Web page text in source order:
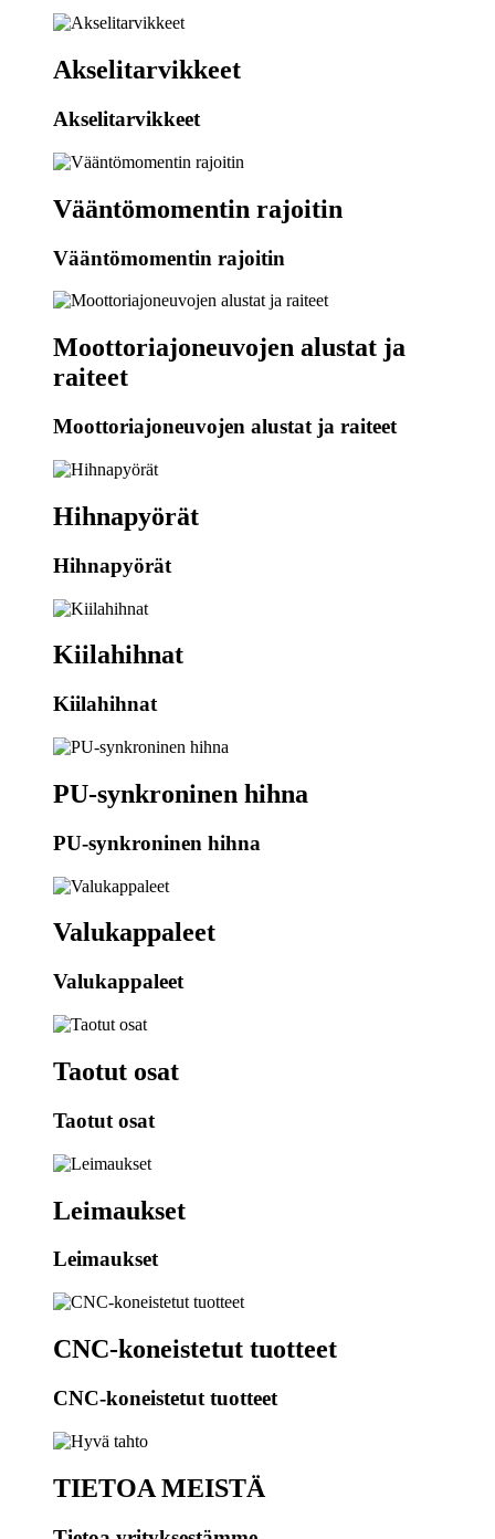
Akselitarvikkeet
Akselitarvikkeet
Vääntömomentin rajoitin
Vääntömomentin rajoitin
Moottoriajoneuvojen alustat ja
raiteet
Moottoriajoneuvojen alustat ja raiteet
Hihnapyörät
Hihnapyörät
Kiilahihnat
Kiilahihnat
PU-synkroninen hihna
PU-synkroninen hihna
Valukappaleet
Valukappaleet
Taotut osat
Taotut osat
Leimaukset
Leimaukset
CNC-koneistetut tuotteet
CNC-koneistetut tuotteet
TIETOA MEISTÄ